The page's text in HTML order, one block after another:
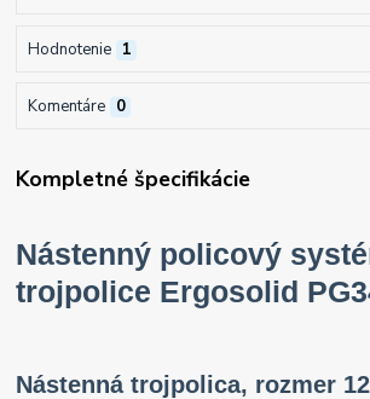
Hodnotenie 1
Komentáre 0
Kompletné špecifikácie
Nástenný policový
trojpolice Ergosolid
Nástenná trojpolica, rozmer